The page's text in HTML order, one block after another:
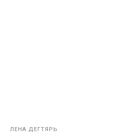
ЛЕНА ДЕГТЯРЬ